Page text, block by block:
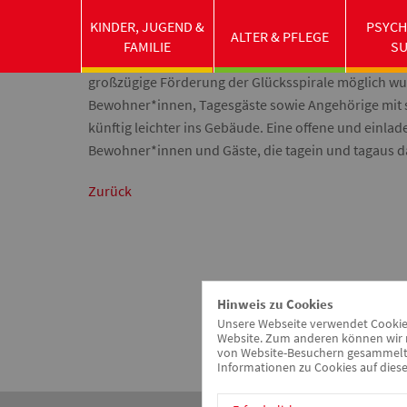
abgeschlossen und durch Herrn Mosandl, den
großzügige Förderung der Glücksspirale möglich
Bewohner*innen, Tagesgäste sowie Angehörige
künftig leichter ins Gebäude. Eine offene und
Bewohner*innen und Gäste, die tagein und tagaus
Zurück
KINDER, JUGEND &
FAMILIE
ALTER & PFLEGE
Hinweis zu Cookies
Unsere Webseite verwendet
Website. Zum anderen können
von Website-Besuchern
Informationen zu Cookies auf